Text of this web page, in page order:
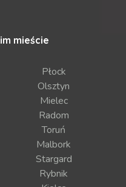
mieście
Płock
Olsztyn
Mielec
Radom
Toruń
Malbork
Stargard
Rybnik